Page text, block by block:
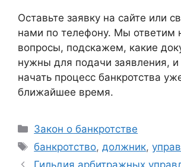
Оставьте заявку на сайте или
нами по телефону. Мы ответим
вопросы, подскажем, какие
нужны для подачи заявления,
начать процесс банкротства
ближайшее время.
Рубрики
Закон о банкротстве
Метки
банкротство,должник,